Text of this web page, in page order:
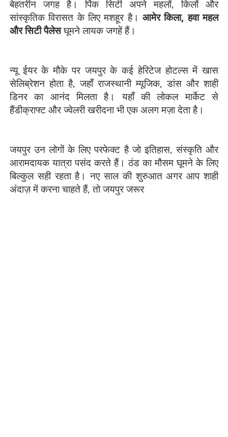
बेहतरीन जगह है। पिंक सिटी अपने महलों, किलों और
सांस्कृतिक विरासत के लिए मशहूर है।आमेर किला, हवा महल
और सिटी पैलेसघूमने लायक जगहें हैं।
न्यू ईयर के मौके पर जयपुर के कई हेरिटेज होटल्स में खास
सेलिब्रेशन होता है, जहाँ राजस्थानी म्यूजिक, डांस और शाही
डिनर का आनंद मिलता है। यहाँ की लोकल मार्केट से
हैंडीक्राफ्ट और ज्वेलरी खरीदना भी एक अलग मज़ा देता है।
जयपुर उन लोगों के लिए परफेक्ट है जो इतिहास, संस्कृति और
आरामदायक यात्रा पसंद करते हैं। ठंड का मौसम घूमने के लिए
बिल्कुल सही रहता है। नए साल की शुरुआत अगर आप शाही
अंदाज़ में करना चाहते हैं, तो जयपुर जरूर